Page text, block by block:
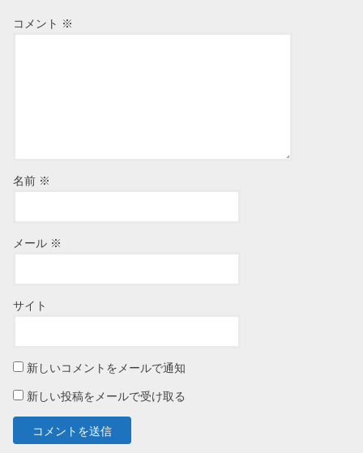
コメント ※
名前 ※
メール ※
サイト
新しいコメントをメールで通知
新しい投稿をメールで受け取る